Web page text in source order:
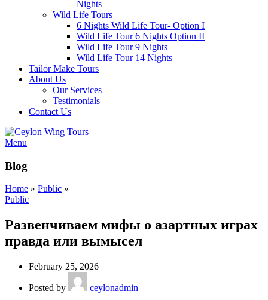
Nights
Wild Life Tours
6 Nights Wild Life Tour- Option I
Wild Life Tour 6 Nights Option II
Wild Life Tour 9 Nights
Wild Life Tour 14 Nights
Tailor Make Tours
About Us
Our Services
Testimonials
Contact Us
Menu
Blog
Home » Public »
Public
Развенчиваем мифы о азартных играх
правда или вымысел
February 25, 2026
Posted by ceylonadmin